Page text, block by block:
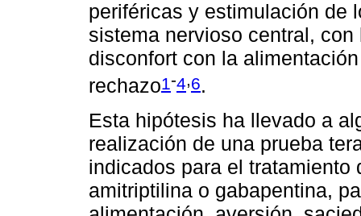
periféricas y estimulación de
sistema nervioso central,
disconfort con la
rechazo1 -4,6.
Esta hipótesis ha llevado a
realización de una prueba
indicados para el tratamiento
amitriptilina o gabapentina,